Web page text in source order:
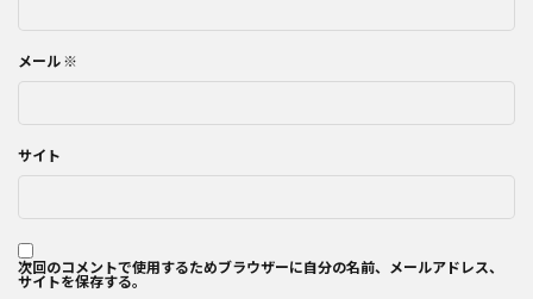
メール ※
サイト
次回のコメントで使用するためブラウザーに自分の名前、メールアドレス、
サイトを保存する。